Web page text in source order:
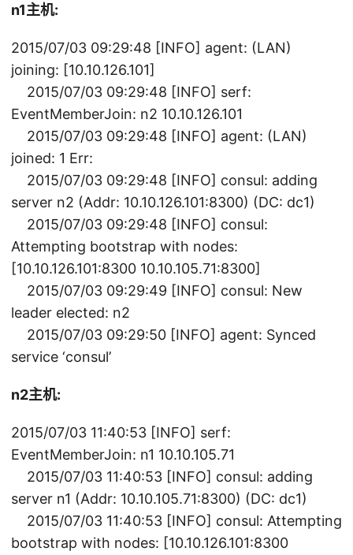
n1主机:
2015/07/03 09:29:48 [INFO] agent: (LAN)
joining: [10.10.126.101]
2015/07/03 09:29:48 [INFO] serf:
EventMemberJoin: n2 10.10.126.101
2015/07/03 09:29:48 [INFO] agent: (LAN)
joined: 1 Err:
2015/07/03 09:29:48 [INFO] consul: adding
server n2 (Addr: 10.10.126.101:8300) (DC: dc1)
2015/07/03 09:29:48 [INFO] consul:
Attempting bootstrap with nodes:
[10.10.126.101:8300 10.10.105.71:8300]
2015/07/03 09:29:49 [INFO] consul: New
leader elected: n2
2015/07/03 09:29:50 [INFO] agent: Synced
service ‘consul’
n2主机:
2015/07/03 11:40:53 [INFO] serf:
EventMemberJoin: n1 10.10.105.71
2015/07/03 11:40:53 [INFO] consul: adding
server n1 (Addr: 10.10.105.71:8300) (DC: dc1)
2015/07/03 11:40:53 [INFO] consul: Attempting
bootstrap with nodes: [10.10.126.101:8300